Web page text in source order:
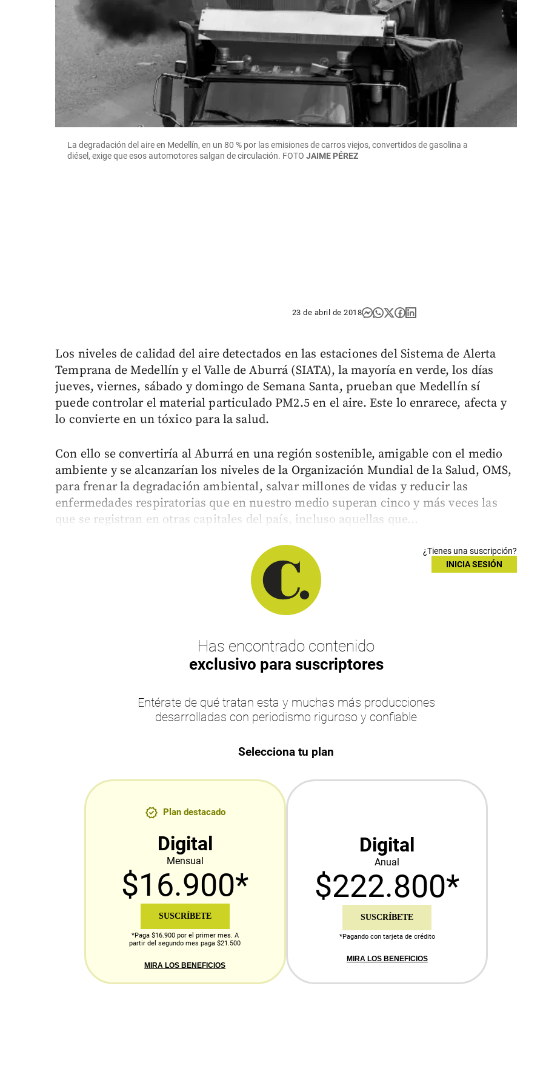
La degradación del aire en Medellín, en un 80 % por las emisiones de carros viejos, convertidos de gasolina a
diésel, exige que esos automotores salgan de circulación. FOTO JAIME PÉREZ
23 de abril de 2018
Los niveles de calidad del aire detectados en las estaciones del Sistema de Alerta
Temprana de Medellín y el Valle de Aburrá (SIATA), la mayoría en verde, los días
jueves, viernes, sábado y domingo de Semana Santa, prueban que Medellín sí
puede controlar el material particulado PM2.5 en el aire. Este lo enrarece, afecta y
lo convierte en un tóxico para la salud.
Con ello se convertiría al Aburrá en una región sostenible, amigable con el medio
ambiente y se alcanzarían los niveles de la Organización Mundial de la Salud, OMS,
para frenar la degradación ambiental, salvar millones de vidas y reducir las
enfermedades respiratorias que en nuestro medio superan cinco y más veces las
que se registran en otras capitales del país, incluso aquellas que...
¿Tienes una suscripción?
INICIA SESIÓN
Has encontrado contenido
exclusivo para suscriptores
Entérate de qué tratan esta y muchas más producciones
desarrolladas con periodismo riguroso y confiable
Selecciona tu plan
Plan destacado
Digital
Mensual
$16.900*
SUSCRÍBETE
*Paga $16.900 por el primer mes. A
partir del segundo mes paga $21.500
MIRA LOS BENEFICIOS
Digital
Anual
$222.800*
SUSCRÍBETE
*Pagando con tarjeta de crédito
MIRA LOS BENEFICIOS